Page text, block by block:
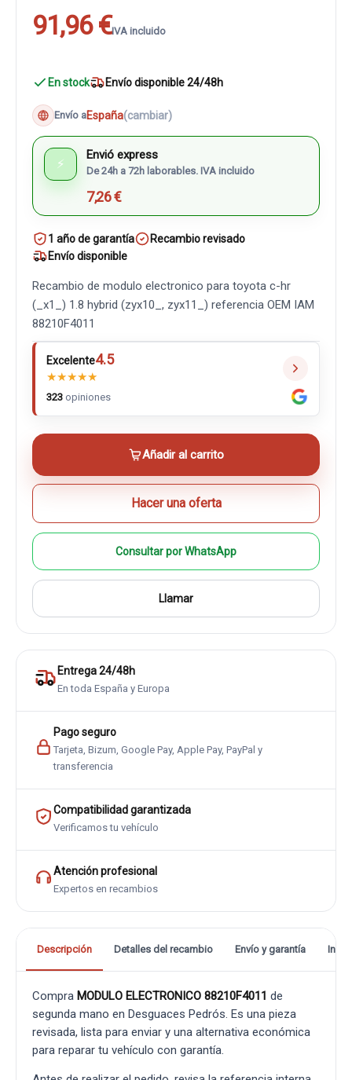
91,96 €IVA incluido
En stock Envío disponible 24/48h
Envío aEspaña(cambiar)
⚡
Envió express
De 24h a 72h laborables. IVA incluido
7,26 €
1 año de garantía
Recambio revisado
Envío disponible
Recambio de modulo electronico para toyota c-hr
(_x1_) 1.8 hybrid (zyx10_, zyx11_) referencia OEM IAM
88210F4011
Excelente4.5
★★★★★
323 opiniones
Añadir al carrito
Hacer una oferta
Consultar por WhatsApp
Llamar
Entrega 24/48h
En toda España y Europa
Pago seguro
Tarjeta, Bizum, Google Pay, Apple Pay, PayPal y
transferencia
Compatibilidad garantizada
Verificamos tu vehículo
Atención profesional
Expertos en recambios
Descripción Detalles del recambio Envío y garantía
Compra MODULO ELECTRONICO 88210F4011 de
segunda mano en Desguaces Pedrós. Es una pieza
revisada, lista para enviar y una alternativa económica
para reparar tu vehículo con garantía.